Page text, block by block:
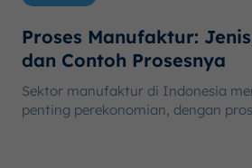
Proses Manufaktur:
dan Contoh Prosesnya
Sektor manufaktur di Indonesia
penting perekonomian, dengan